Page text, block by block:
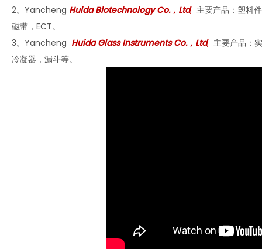
2。Yancheng Huida Biotechnology Co.，Ltd, 主要产品：塑料
磁带，ECT。
3。Yancheng Huida Glass Instruments Co.，Ltd, 主要产品：
冷凝器，漏斗等。